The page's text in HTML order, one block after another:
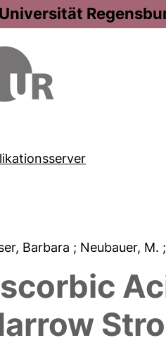
Universität
Barbara ; Neubauer, M.